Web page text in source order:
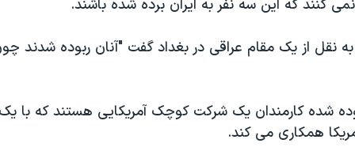
کنند که این سه نفر به ایران برده شده باشند.
به نقل از یک مقام عراقی در بغداد گفت "آنان ربوده شدند
شده کارمندان یک شرکت کوچک آمریکایی هستند که با
همکاری می کند.